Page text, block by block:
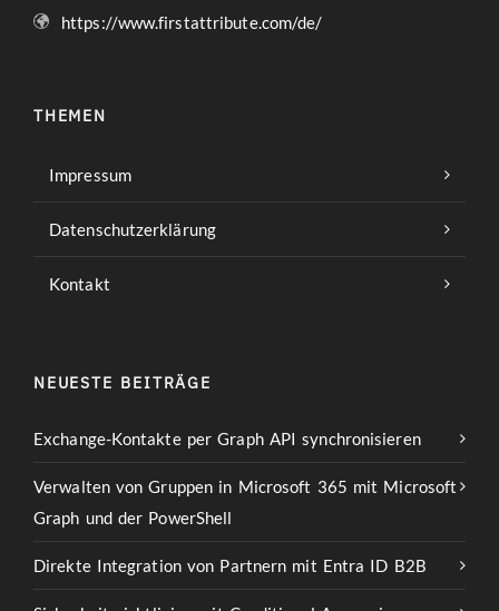
https://www.firstattribute.com/de/
THEMEN
Impressum
Datenschutzerklärung
Kontakt
NEUESTE BEITRÄGE
Exchange-Kontakte per Graph API synchronisieren
Verwalten von Gruppen in Microsoft 365 mit Microsoft
Graph und der PowerShell
Direkte Integration von Partnern mit Entra ID B2B